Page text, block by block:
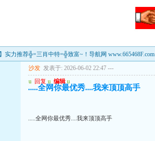
实力推荐╬=三肖中特=╬致富~！导航网 www.665468F.com
沙发 发表于: 2026-06-02 22:47 ---
u 回复 u 编辑 u
.....全网你最优秀....我来顶顶高手
.....全网你最优秀....我来顶顶高手